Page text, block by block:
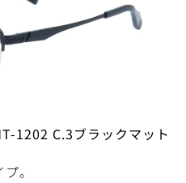
1202 C.3ブラックマット
。